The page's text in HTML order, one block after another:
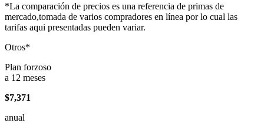
*La comparación de precios es una referencia de primas de
mercado,tomada de varios compradores en línea por lo cual las
tarifas aqui presentadas pueden variar.
Otros*
Plan forzoso
a 12 meses
$7,371
anual